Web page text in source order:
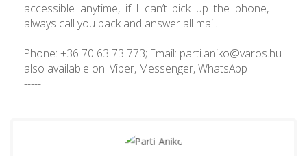
accessible anytime, if I can’t pick up the phone, I'll
always call you back and answer all mail.
Phone: +36 70 63 73 773; Email: parti.aniko@varos.hu
also available on: Viber, Messenger, WhatsApp
-----